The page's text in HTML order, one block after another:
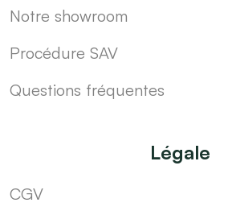
Notre showroom
Procédure SAV
Questions fréquentes
Légale
CGV